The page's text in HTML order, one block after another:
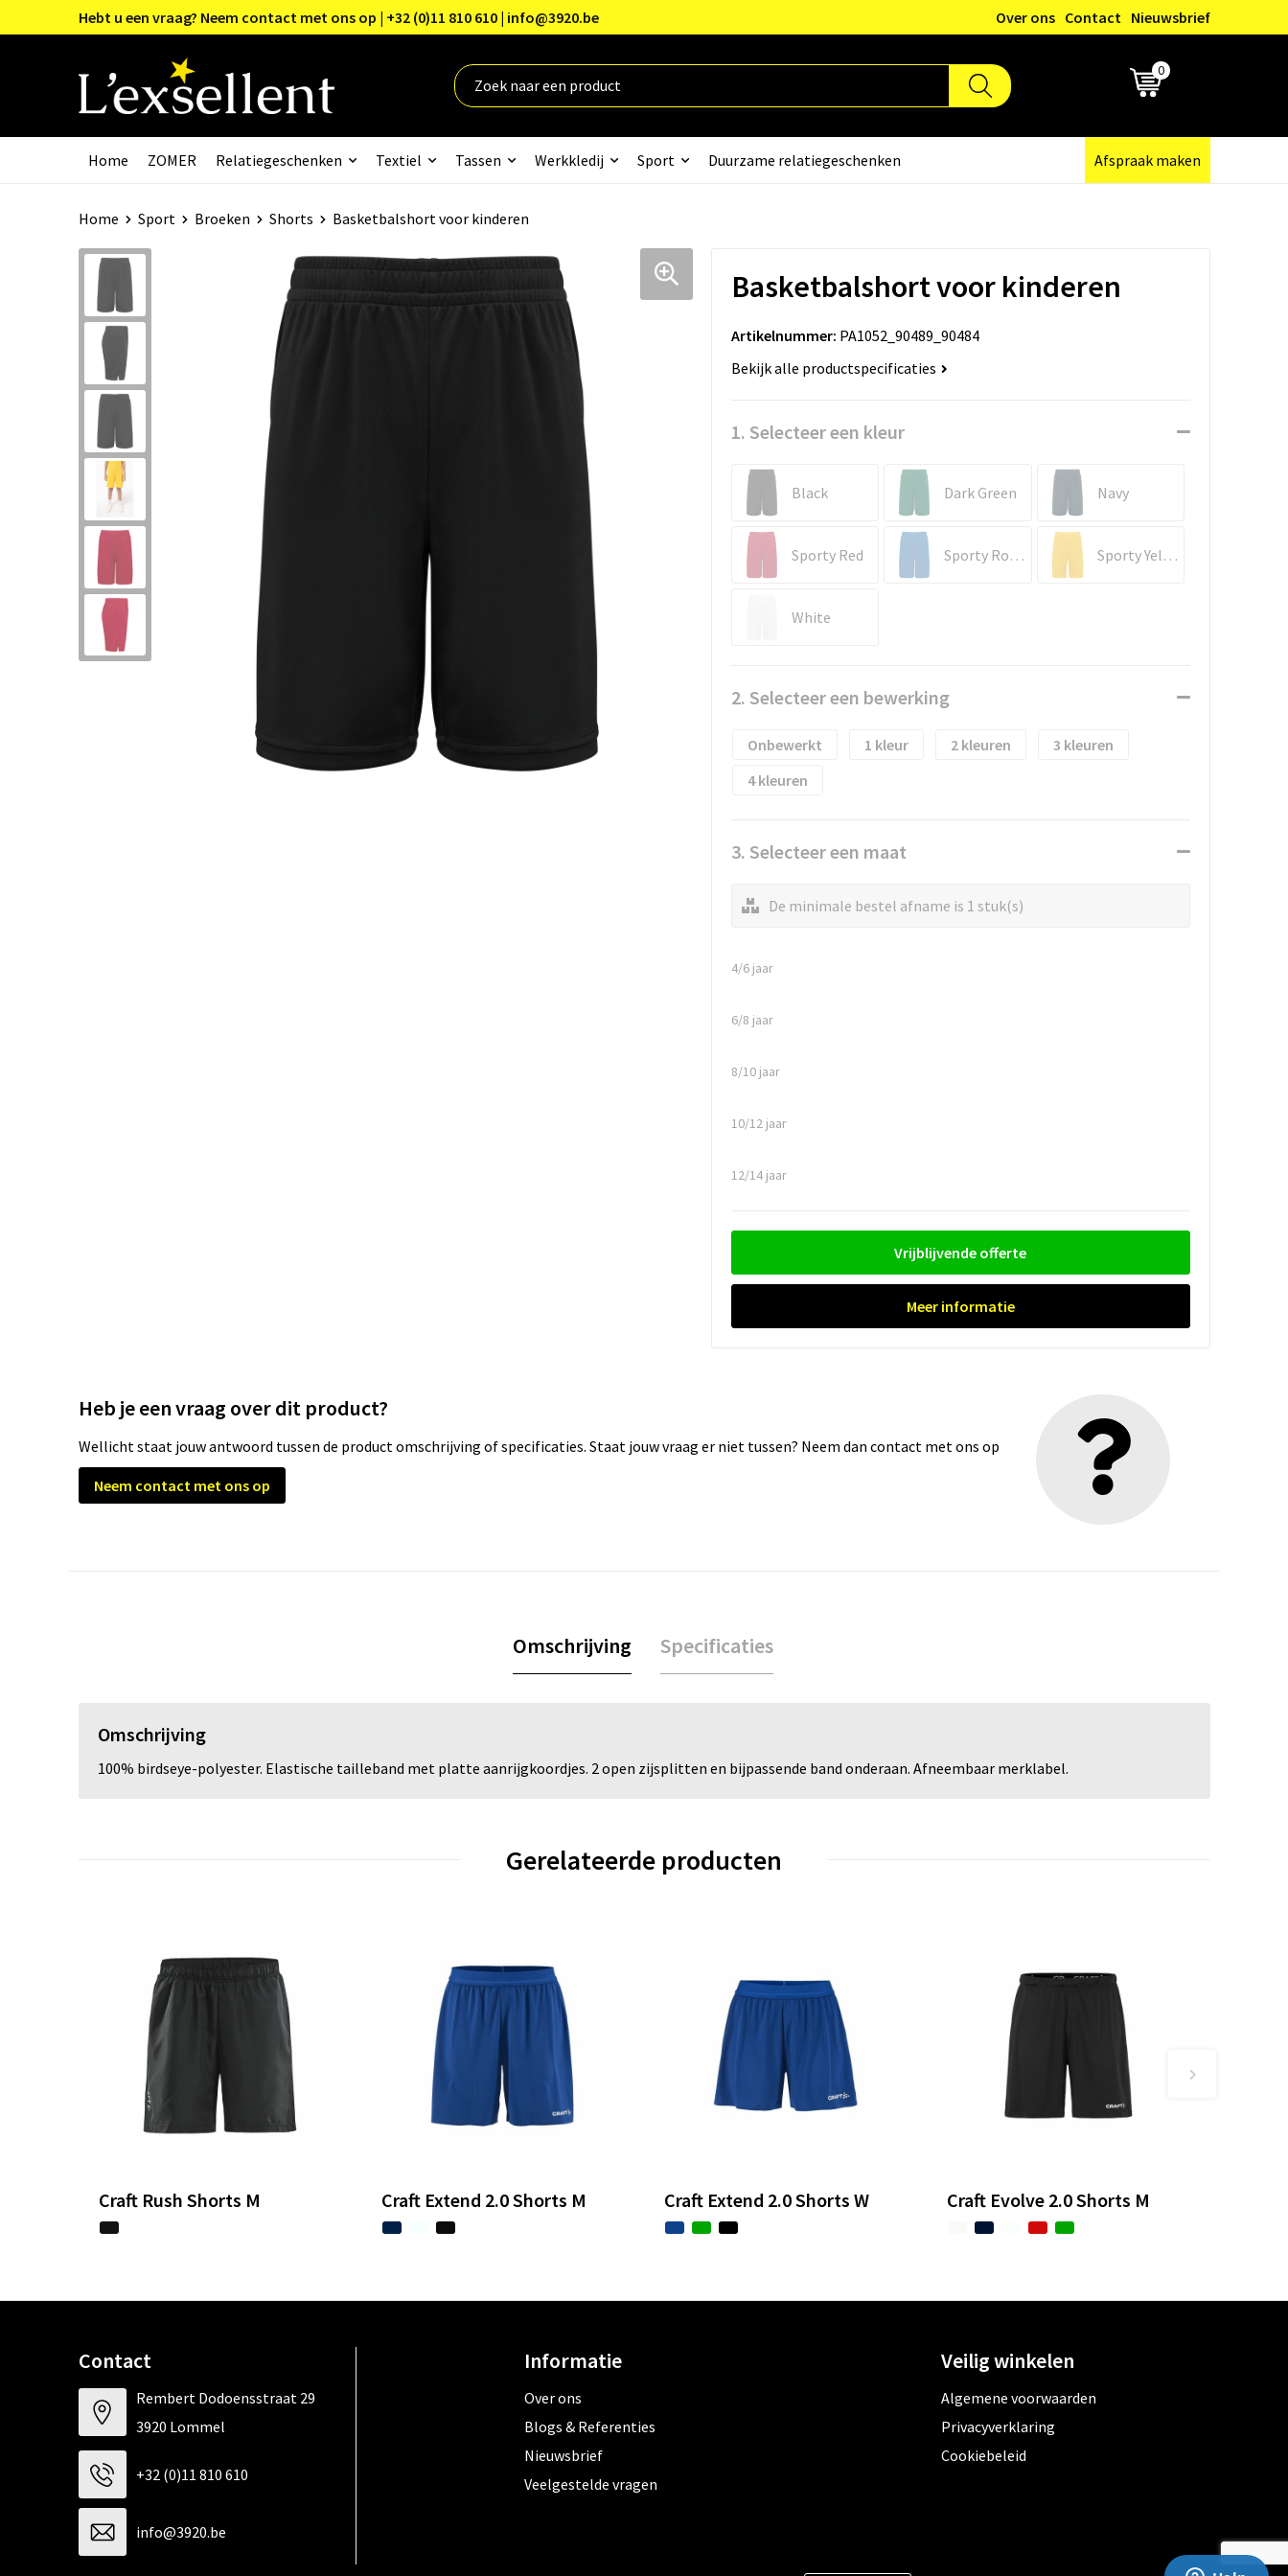
Hebt u een vraag? Neem contact met ons op | +32 (0)11 810 610 | info@3920.be Over ons Contact Nieuwsbrief
0
Home ZOMER Relatiegeschenken Textiel Tassen Werkkledij Sport Duurzame relatiegeschenken Afspraak maken
Home Sport Broeken Shorts Basketbalshort voor kinderen
Basketbalshort voor kinderen
Artikelnummer: PA1052_90489_90484
Bekijk alle productspecificaties
1. Selecteer een kleur
Black Dark Green Navy
Sporty Red Sporty Royal Blue Sporty Yellow
White
2. Selecteer een bewerking
Onbewerkt 1 2
3
4
3. Selecteer een maat
De minimale bestel afname is 1 stuk(s)
4/6 jaar
6/8 jaar
8/10 jaar
10/12 jaar
12/14 jaar
Vrijblijvende offerte
Meer informatie
Heb je een vraag over dit product?
Wellicht staat jouw antwoord tussen de product omschrijving of specificaties. Staat jouw vraag er niet tussen? Neem dan contact met ons op
Neem contact met ons op
Omschrijving Specificaties
Omschrijving
100% birdseye-polyester. Elastische tailleband met platte aanrijgkoordjes. 2 open zijsplitten en bijpassende band onderaan. Afneembaar merklabel.
Gerelateerde producten
Craft Rush Shorts M Craft Extend 2.0 Shorts M Craft Extend 2.0 Shorts W Craft Evolve 2.0 Shorts M
Contact
Rembert Dodoensstraat 29
3920 Lommel
+32 (0)11 810 610
info@3920.be
Informatie
Over ons
Blogs & Referenties
Nieuwsbrief
Veelgestelde vragen
Veilig winkelen
Algemene voorwaarden
Privacyverklaring
Cookiebeleid